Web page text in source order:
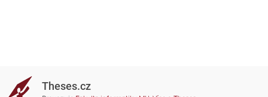
Theses.cz